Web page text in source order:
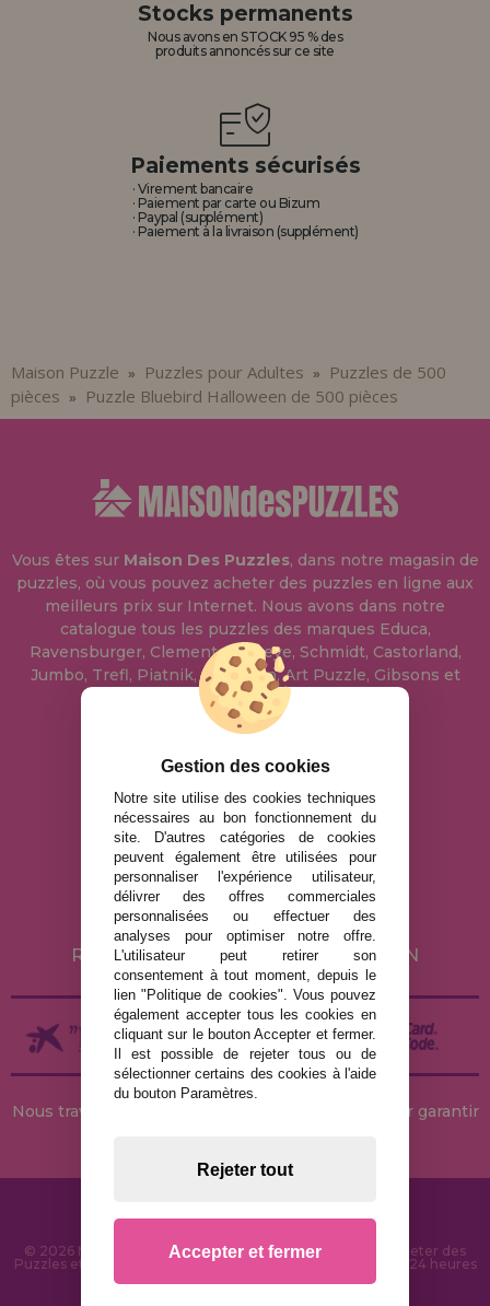
Stocks permanents
Nous avons en STOCK 95 % des
produits annoncés sur ce site
Paiements sécurisés
· Virement bancaire
· Paiement par carte ou Bizum
· Paypal (supplément)
· Paiement à la livraison (supplément)
Maison Puzzle » Puzzles pour Adultes »
Puzzles de 500
pièces » Puzzle Bluebird Halloween de 500 pièces
Vous êtes sur Maison Des Puzzles, dans notre magasin de
puzzles, où vous pouvez acheter des puzzles en ligne aux
meilleurs prix sur Internet. Nous avons dans notre
catalogue tous les puzzles des marques Educa,
Ravensburger, Clementoni, Heye, Schmidt, Castorland,
Jumbo, Trefl, Piatnik, Anatolian, Art Puzzle, Gibsons et
bien d'autres.
info@maisondespuzzles.fr
MENTIONS LÉGALES
POLITIQUE DE CONFIDENTIALITÉ
POLITIQUE DE COOKIES
LIVRAISON ET RETOUR
RETOURS / DROIT DE RÉTRACTATION
Nous travaillons avec des stocks permanents pour garantir
© 2026 MaisonDesPuzzles.fr - Boutique en ligne pour acheter des
Puzzles et des Casse-têtes sur Internet. Livraison rapide en 24 heures
Gestion des cookies
Notre site utilise des cookies techniques
nécessaires au bon fonctionnement du
site. D'autres catégories de cookies
peuvent également être utilisées pour
personnaliser l'expérience utilisateur,
délivrer des offres commerciales
personnalisées ou effectuer des
analyses pour optimiser notre offre.
L'utilisateur peut retirer son
consentement à tout moment, depuis le
lien "Politique de cookies". Vous pouvez
également accepter tous les cookies en
cliquant sur le bouton Accepter et fermer.
Il est possible de rejeter tous ou de
sélectionner certains des cookies à l'aide
du bouton Paramètres.
Rejeter tout
Accepter et fermer